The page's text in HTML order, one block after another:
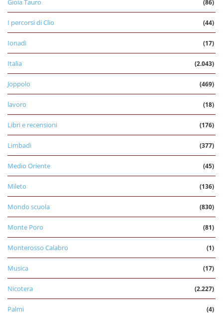
Gioia Tauro (86)
I percorsi di Clio (44)
Ionadi (17)
Italia (2.043)
Joppolo (469)
lavoro (18)
Libri e recensioni (176)
Limbadi (377)
Medio Oriente (45)
Mileto (136)
Mondo scuola (830)
Monte Poro (81)
Monterosso Calabro (1)
Musica (17)
Nicotera (2.227)
Palmi (4)